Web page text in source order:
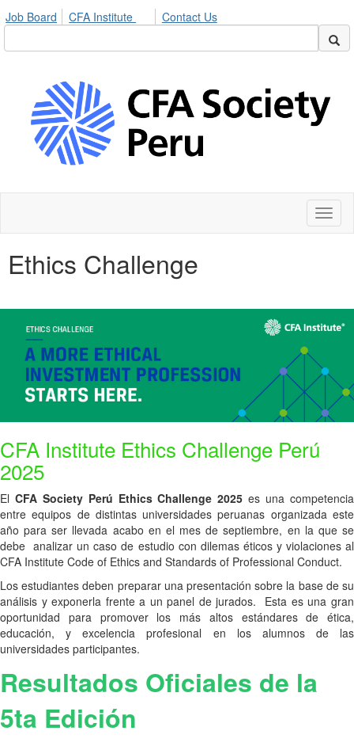
Job Board CFA Institute Contact Us
Ethics Challenge
CFA Institute Ethics Challenge Perú
2025
El CFA Society Perú Ethics Challenge 2025 es una competencia
entre equipos de distintas universidades peruanas organizada este
año para ser llevada acabo en el mes de septiembre, en la que se
debe analizar un caso de estudio con dilemas éticos y violaciones al
CFA Institute Code of Ethics and Standards of Professional Conduct.
Los estudiantes deben preparar una presentación sobre la base de su
análisis y exponerla frente a un panel de jurados. Esta es una gran
oportunidad para promover los más altos estándares de ética,
educación, y excelencia profesional en los alumnos de las
universidades participantes.
Resultados Oficiales de la
5ta Edición